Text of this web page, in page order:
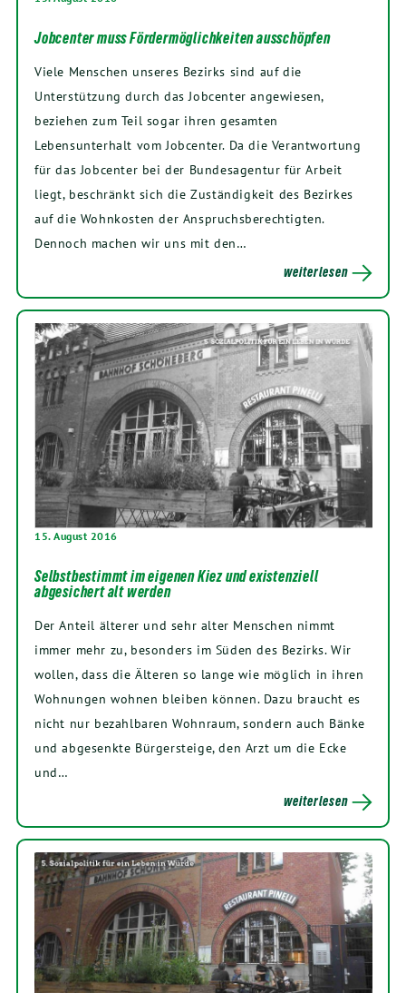
Jobcenter muss Fördermöglichkeiten ausschöpfen
Viele Menschen unseres Bezirks sind auf die
Unterstützung durch das Jobcenter angewiesen,
beziehen zum Teil sogar ihren gesamten
Lebensunterhalt vom Jobcenter. Da die Verantwortung
für das Jobcenter bei der Bundesagentur für Arbeit
liegt, beschränkt sich die Zuständigkeit des Bezirkes
auf die Wohnkosten der Anspruchsberechtigten.
Dennoch machen wir uns mit den…
weiterlesen
15. August 2016
Selbstbestimmt im eigenen Kiez und existenziell
abgesichert alt werden
Der Anteil älterer und sehr alter Menschen nimmt
immer mehr zu, besonders im Süden des Bezirks. Wir
wollen, dass die Älteren so lange wie möglich in ihren
Wohnungen wohnen bleiben können. Dazu braucht es
nicht nur bezahlbaren Wohnraum, sondern auch Bänke
und abgesenkte Bürgersteige, den Arzt um die Ecke
und…
weiterlesen